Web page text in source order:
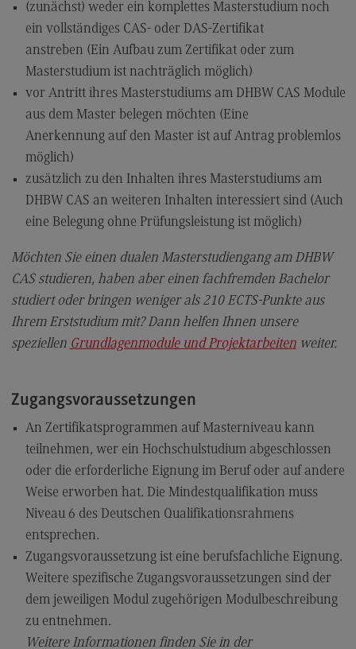
(zunächst) weder ein komplettes Masterstudium noch
ein vollständiges CAS- oder DAS-Zertifikat
anstreben (Ein Aufbau zum Zertifikat oder zum
Masterstudium ist nachträglich möglich)
vor Antritt ihres Masterstudiums am DHBW CAS Module
aus dem Master belegen möchten (Eine
Anerkennung auf den Master ist auf Antrag problemlos
möglich)
zusätzlich zu den Inhalten ihres Masterstudiums am
DHBW CAS an weiteren Inhalten interessiert sind (Auch
eine Belegung ohne Prüfungsleistung ist möglich)
Möchten Sie einen dualen Masterstudiengang am DHBW
CAS studieren, haben aber einen fachfremden Bachelor
studiert oder bringen weniger als 210 ECTS-Punkte aus
Ihrem Erststudium mit? Dann helfen Ihnen unsere
speziellen Grundlagenmodule und Projektarbeitenweiter.
Zugangsvoraussetzungen
An Zertifikatsprogrammen auf Masterniveau kann
teilnehmen, wer ein Hochschulstudium abgeschlossen
oder die erforderliche Eignung im Beruf oder auf andere
Weise erworben hat. Die Mindestqualifikation muss
Niveau 6 des Deutschen Qualifikationsrahmens
entsprechen.
Zugangsvoraussetzung ist eine berufsfachliche Eignung.
Weitere spezifische Zugangsvoraussetzungen sind der
dem jeweiligen Modul zugehörigen Modulbeschreibung
zu entnehmen.
Weitere Informationen finden Sie in der